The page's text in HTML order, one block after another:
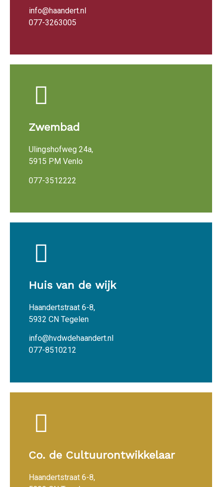
info@haandert.nl
077-3263005
Zwembad
Ulingshofweg 24a,
5915 PM Venlo
077-3512222
Huis van de wijk
Haandertstraat 6-8,
5932 CN Tegelen
info@hvdwdehaandert.nl
077-8510212
Co. de Cultuurontwikkelaar
Haandertstraat 6-8,